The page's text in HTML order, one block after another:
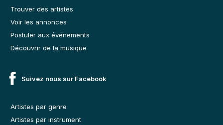
Trouver des artistes
Voir les annonces
Postuler aux événements
Découvrir de la musique
Suivez nous sur Facebook
Artistes par genre
Artistes par instrument